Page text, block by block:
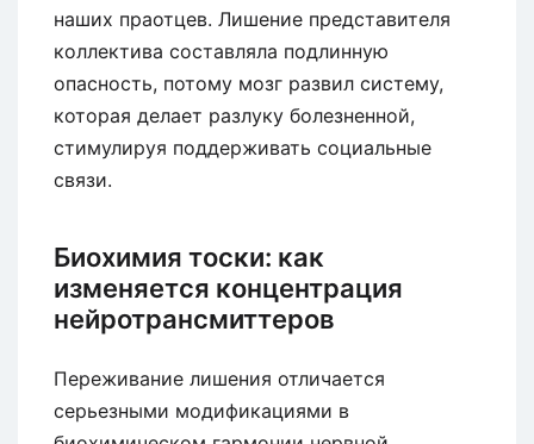
наших праотцев. Лишение представителя
коллектива составляла подлинную
опасность, потому мозг развил систему,
которая делает разлуку болезненной,
стимулируя поддерживать социальные
связи.
Биохимия тоски: как
изменяется концентрация
нейротрансмиттеров
Переживание лишения отличается
серьезными модификациями в